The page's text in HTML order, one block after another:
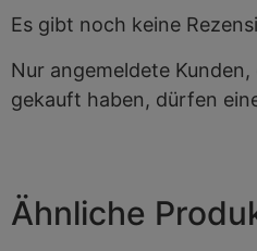
Es gibt noch keine
Nur angemeldete
gekauft haben, dürfen
Ähnliche